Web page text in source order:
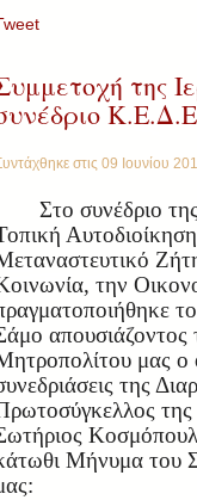
της
Κ.Ε.Δ.Ε
στις 09 Ιουνίου
Στο συνέδριο
την
απουσιάζοντος
μας ο
της
Μήνυμα του